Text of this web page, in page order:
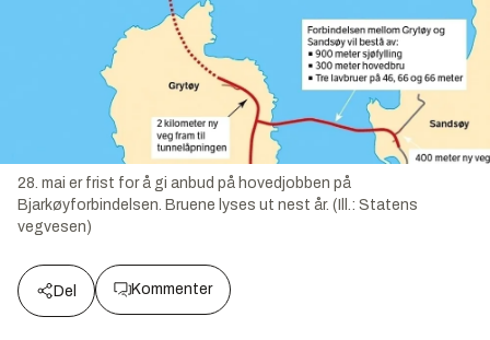
28. mai er frist for å gi anbud på hovedjobben på
Bjarkøyforbindelsen. Bruene lyses ut nest år. (Ill.: Statens
vegvesen)
Del Kommenter